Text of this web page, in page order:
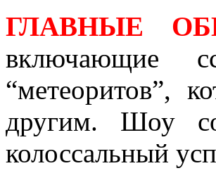
ГЛАВНЫЕ
включающие
“метеоритов”,
другим. Шоу
колоссальный